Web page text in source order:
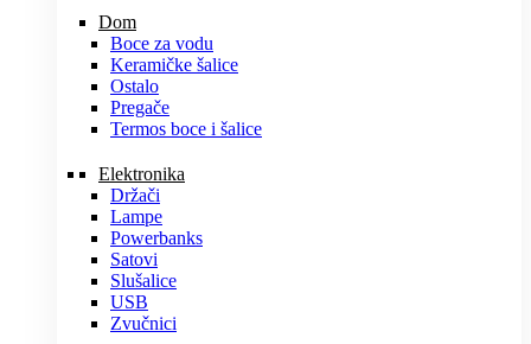
Dom
Boce za vodu
Keramičke šalice
Ostalo
Pregače
Termos boce i šalice
Elektronika
Držači
Lampe
Powerbanks
Satovi
Slušalice
USB
Zvučnici